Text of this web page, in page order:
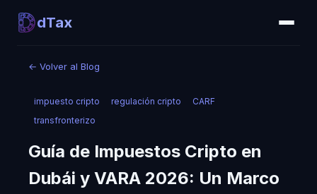
dTax
← Volver al Blog
impuesto cripto regulación cripto
CARF
transfronterizo
Guía de Impuestos Cripto en
Dubái y VARA 2026: Un Marco